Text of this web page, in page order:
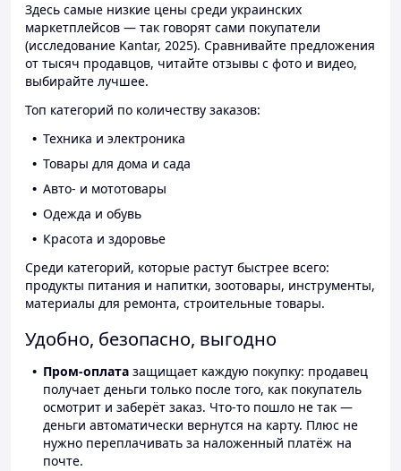
Здесь самые низкие цены среди украинских
маркетплейсов — так говорят сами покупатели
(исследование Kantar, 2025). Сравнивайте предложения
от тысяч продавцов, читайте отзывы с фото и видео,
выбирайте лучшее.
Топ категорий по количеству заказов:
Техника и электроника
Товары для дома и сада
Авто- и мототовары
Одежда и обувь
Красота и здоровье
Среди категорий, которые растут быстрее всего:
продукты питания и напитки, зоотовары, инструменты,
материалы для ремонта, строительные товары.
Удобно, безопасно, выгодно
Пром-оплата защищает каждую покупку: продавец
получает деньги только после того, как покупатель
осмотрит и заберёт заказ. Что-то пошло не так —
деньги автоматически вернутся на карту. Плюс не
нужно переплачивать за наложенный платёж на
почте.